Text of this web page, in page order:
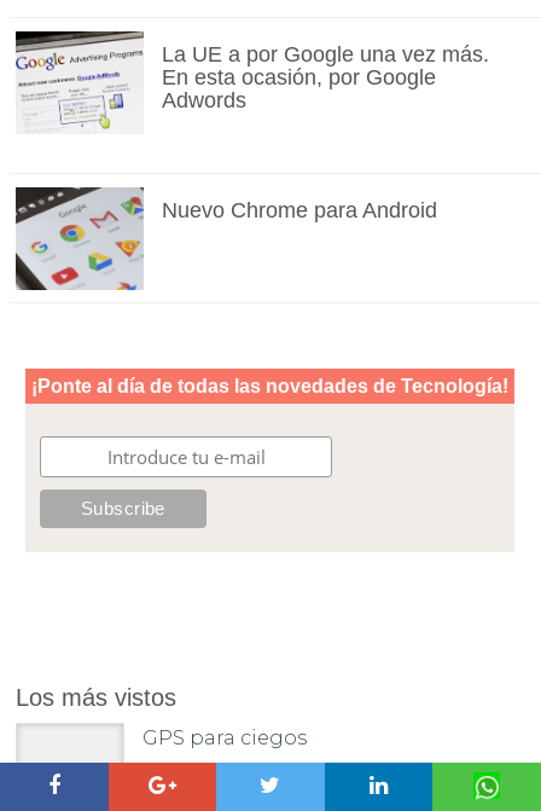
La UE a por Google una vez más.
En esta ocasión, por Google
Adwords
Nuevo Chrome para Android
Los más vistos
GPS para ciegos